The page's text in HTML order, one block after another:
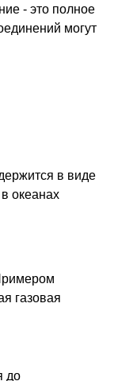
- это полное
могут
в виде
океанах
газовая
до